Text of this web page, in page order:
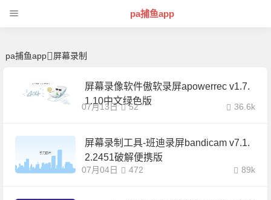
pa捕鱼app
pa捕鱼app 屏幕录制
屏幕录像软件傲软录屏apowerrec v1.7.
1.10中文绿色版
07月13日 36.6k
52
屏幕录制工具-班迪录屏bandicam v7.1.
2.2451破解便携版
07月04日 89k
472